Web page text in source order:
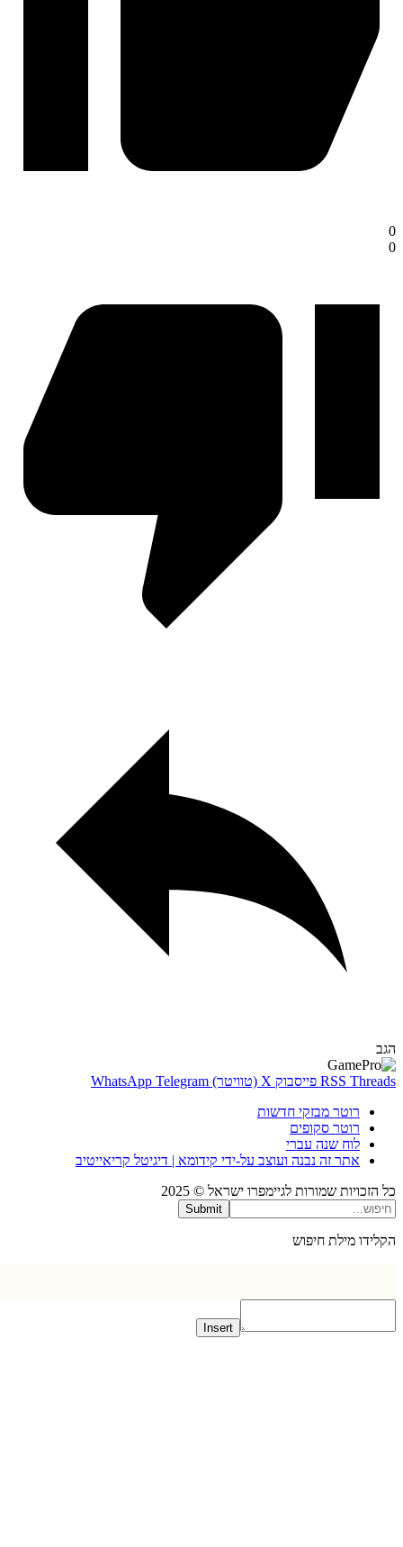
RSS פייסבוק X (טוויטר) WhatsApp Telegram
רוטר מבזקי חדשות
רוטר סקופים
לוח שנה עברי
אתר זה נבנה ועוצב על-ידי קידומא | דיגיטל קריאייטיב
שמורות לגיימפרו ישראל © 2025
Submit
מילת חיפוש
Insert